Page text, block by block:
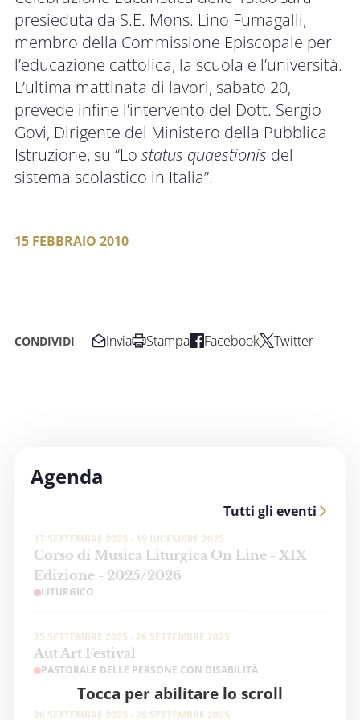
presieduta da S.E. Mons. Lino Fumagalli,
membro della Commissione Episcopale per
l’educazione cattolica, la scuola e l’università.
L’ultima mattinata di lavori, sabato 20,
prevede infine l’intervento del Dott. Sergio
Govi, Dirigente del Ministero della Pubblica
Istruzione, su “Lo status quaestionis del
sistema scolastico in Italia”.
15 FEBBRAIO 2010
CONDIVIDI Invia Stampa Facebook Twitter
Agenda
Tutti gli eventi
Tocca per abilitare lo scroll
17 SETTEMBRE 2025 - 19 DICEMBRE 2025
Corso di Musica Liturgica On Line - XIX
Edizione - 2025/2026
LITURGICO
25 SETTEMBRE 2025 - 28 SETTEMBRE 2025
Aut Art Festival
PASTORALE DELLE PERSONE CON DISABILITÀ
26 SETTEMBRE 2025 - 28 SETTEMBRE 2025